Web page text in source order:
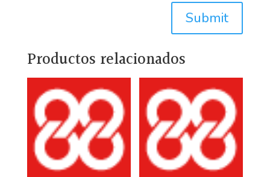
Submit
Productos relacionados